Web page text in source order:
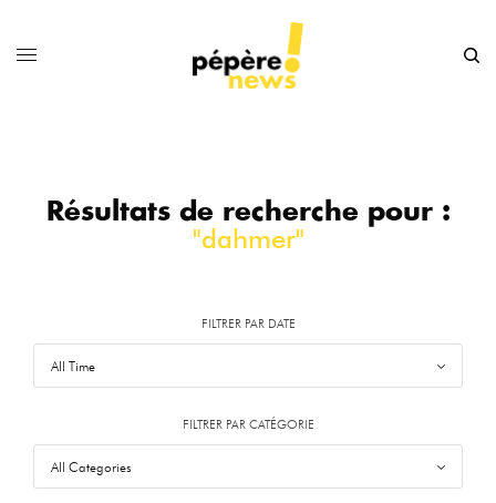
Résultats de recherche pour :
"dahmer"
FILTRER PAR DATE
FILTRER PAR CATÉGORIE